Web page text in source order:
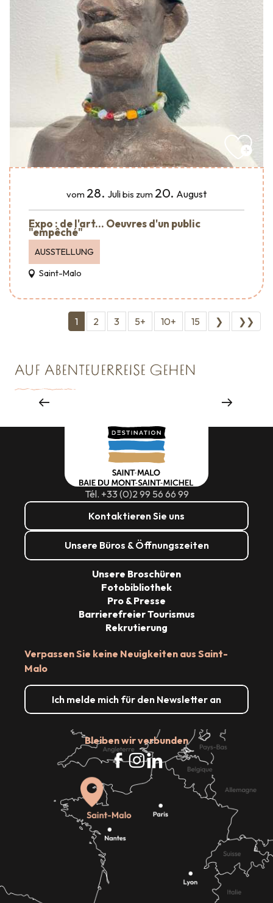
vom 28. Julibis zum 20. August
Expo : de l'art... Oeuvres d'un public
"empêché"
AUSSTELLUNG
Saint-Malo
1 2 3 5+ 10+ 15 ❯ ❯❯
AUF ABENTEUERREISE GEHEN
Shopping
Tél. +33 (0)2 99 56 66 99
Kontaktieren Sie uns
Unsere Büros & Öffnungszeiten
Verpassen Sie keine Neuigkeiten aus Saint-
Malo
Ich melde mich für den Newsletter an
Bleiben wir verbunden
Unsere Broschüren
Fotobibliothek
Pro & Presse
Barrierefreier Tourismus
Rekrutierung